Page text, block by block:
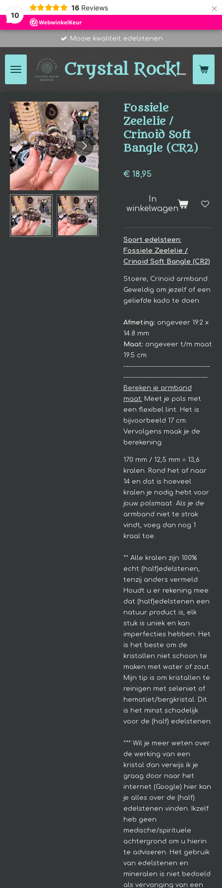
10
16 Reviews ×
Crystal Rock!
Mooie kwaliteit edelstenen
Fossiele
Zeelelie /
Crinoid Soft
Bangle (CR2)
€ 18,95
In
winkelwagen
Soort edelsteen:
Fossiele Zeelelie /
Crinoid Soft Bangle (CR2)
Stoere, Crinoid armband.
Geweldig om jezelf of een
geliefde kado te doen.
Afmeting: ongeveer 19.2 x
14.8 mm
Maat: ongeveer t/m maat
19.5 cm
-----------------------------------
----------------------------------
Bereken je armband
maat: Meet je pols met
een flexibel lint. Het is
bijvoorbeeld 17 cm.
Vervolgens maak je de
berekening:
170 mm / 12,5 mm = 13,6
kralen. Rond het af naar
14 en dat is hoeveel
kralen je nodig hebt voor
jouw polsmaat. Als je de
armband niet te strak
vindt, voeg dan nog 1
kraal toe.
** Alle kralen zijn 100%
echt (half)edelstenen,
tenzij anders vermeld.
Houdt u er rekening mee
dat (half)edelstenen een
natuur product is, elk
stuk is uniek en kan
imperfecties hebben.
Het
is het beste om de
kristallen niet schoon te
maken met water of zout.
Mijn tip is om kristallen te
reinigen met seleniet of
hematiet/bergkristal. Dit
is het minst schadelijk
voor de (half) edelstenen.
*** Wil je meer weten over
de werking van een
kristal dan verwijs ik je
graag door naar het
internet (Google) hier kan
je alles over de (half)
edelstenen vinden. Ikzelf
heb geen
medische/spirituele
achtergrond om u hierin
te adviseren.
Het gebruik
van edelstenen en
mineralen is niet bedoeld
als vervanging van een